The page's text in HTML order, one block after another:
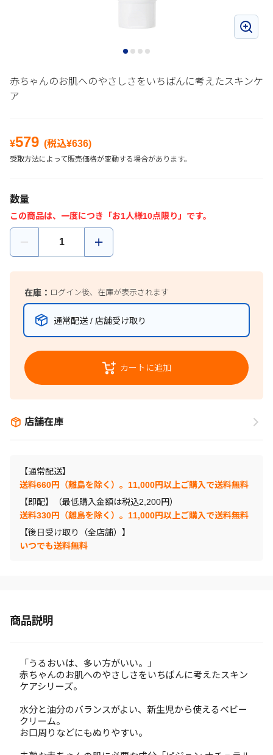
赤ちゃんのお肌へのやさしさをいちばんに考えたスキンケ
ア
¥579 (税込¥636)
受取方法によって販売価格が変動する場合があります。
数量
この商品は、一度につき「お1人様10点限り」です。
在庫： ログイン後、在庫が表示されます
通常配送 / 店舗受け取り
カートに追加
店舗在庫
【通常配送】
送料660円（離島を除く）。11,000円以上ご購入で送料無料
【即配】（最低購入金額は税込2,200円）
送料330円（離島を除く）。11,000円以上ご購入で送料無料
【後日受け取り（全店舗）】
いつでも送料無料
商品説明
「うるおいは、多い方がいい。」
赤ちゃんのお肌へのやさしさをいちばんに考えたスキン
ケアシリーズ。
水分と油分のバランスがよい、新生児から使えるベビー
クリーム。
お口周りなどにもぬりやすい。